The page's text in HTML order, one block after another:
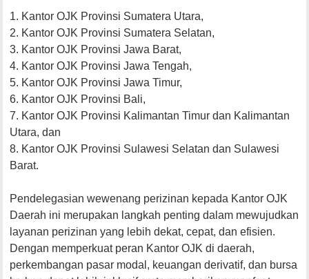
1. Kantor OJK Provinsi Sumatera Utara,
2. Kantor OJK Provinsi Sumatera Selatan,
3. Kantor OJK Provinsi Jawa Barat,
4. Kantor OJK Provinsi Jawa Tengah,
5. Kantor OJK Provinsi Jawa Timur,
6. Kantor OJK Provinsi Bali,
7. Kantor OJK Provinsi Kalimantan Timur dan Kalimantan
Utara, dan
8. Kantor OJK Provinsi Sulawesi Selatan dan Sulawesi
Barat.
Pendelegasian wewenang perizinan kepada Kantor OJK
Daerah ini merupakan langkah penting dalam mewujudkan
layanan perizinan yang lebih dekat, cepat, dan efisien.
Dengan memperkuat peran Kantor OJK di daerah,
perkembangan pasar modal, keuangan derivatif, dan bursa